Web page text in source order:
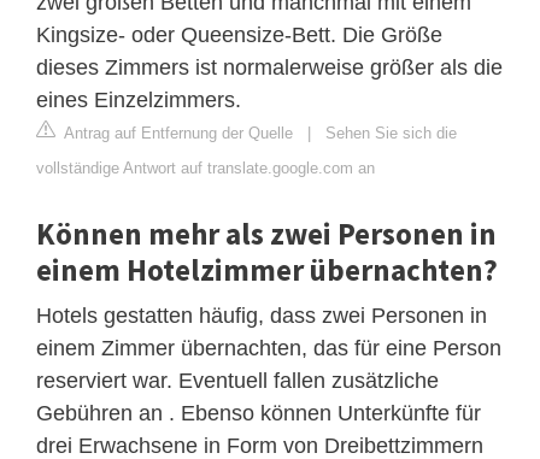
Kingsize- oder Queensize-Bett. Die Größe
dieses Zimmers ist normalerweise größer als die
eines Einzelzimmers.
Antrag auf Entfernung der Quelle | Sehen Sie sich die
vollständige Antwort auf translate.google.com an
Können mehr als zwei Personen in
einem Hotelzimmer übernachten?
Hotels gestatten häufig, dass zwei Personen in
einem Zimmer übernachten, das für eine Person
reserviert war. Eventuell fallen zusätzliche
Gebühren an . Ebenso können Unterkünfte für
drei Erwachsene in Form von Dreibettzimmern